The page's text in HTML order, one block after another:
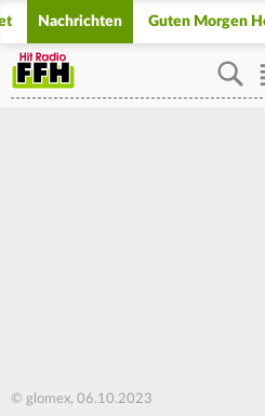
Nachrichten Guten Morgen
© glomex, 06.10.2023